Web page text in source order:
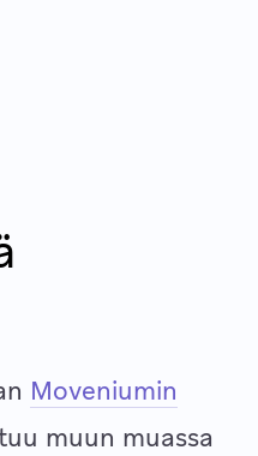
Moveniumin
muun muassa